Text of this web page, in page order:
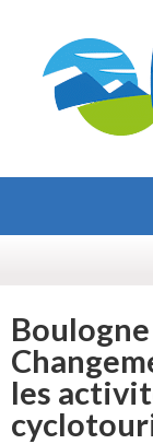
Boulogne
les